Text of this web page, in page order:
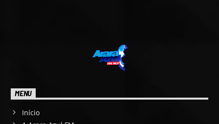
MENU
Início